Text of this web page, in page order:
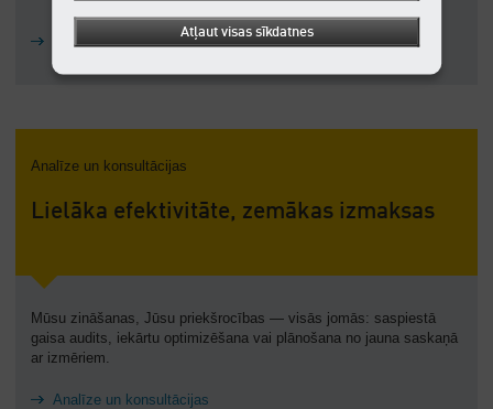
7 dienas nedēļā 24 stundas diennaktī
Kontaktinformācija
Analīze un konsultācijas
Lielāka efektivitāte, zemākas izmaksas
Mūsu zināšanas, Jūsu priekšrocības — visās jomās: saspiestā
gaisa audits, iekārtu optimizēšana vai plānošana no jauna saskaņā
ar izmēriem.
Analīze un konsultācijas
Atļaut visas sīkdatnes